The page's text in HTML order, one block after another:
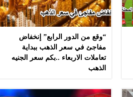
“وقع من الدور الرابع” إنخفاض
مفاجئ في سعر الذهب ببداية
تعاملات الاربعاء ..بكم سعر الجنيه
الذهب